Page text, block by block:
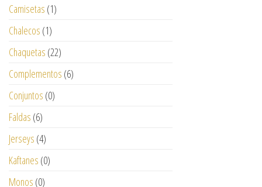
Camisetas (1)
Chalecos (1)
Chaquetas (22)
Complementos (6)
Conjuntos (0)
Faldas (6)
Jerseys (4)
Kaftanes (0)
Monos (0)